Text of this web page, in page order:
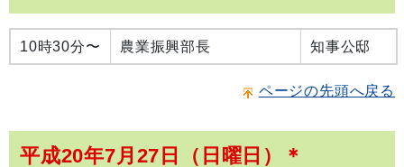
10時30分〜 農業振興部長 知事公邸
ページの先頭へ戻る
平成20年7月27日（日曜日）＊